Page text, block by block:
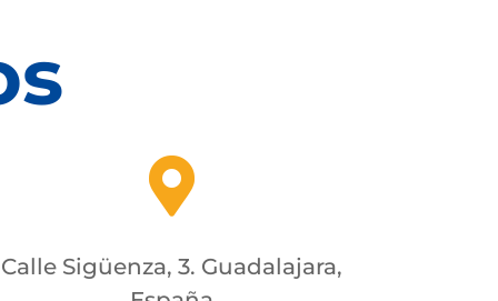

Calle Sigüenza, 3. Guadalajara,